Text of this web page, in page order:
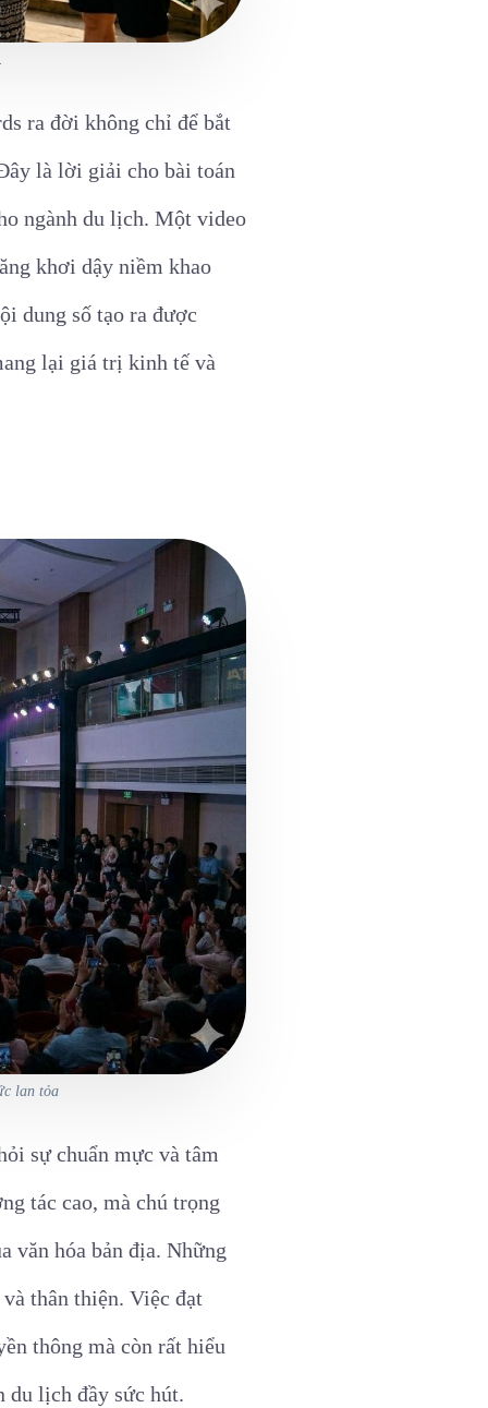
ra đời không chỉ để bắt
là lời giải cho bài toán
ngành du lịch. Một video
khơi dậy niềm khao
dung số tạo ra được
lại giá trị kinh tế và
lan tỏa
sự chuẩn mực và tâm
tác cao, mà chú trọng
văn hóa bản địa. Những
thân thiện. Việc đạt
thông mà còn rất hiểu
du lịch đầy sức hút.